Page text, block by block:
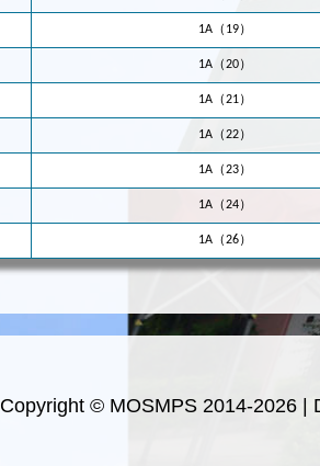
1A（19）
1A（20）
1A（21）
1A（22）
1A（23）
1A（24）
1A（26）
Copyright © MOSMPS 2014-2026 |